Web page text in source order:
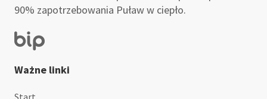
90% zapotrzebowania Puław w ciepło.
Ważne linki
Start